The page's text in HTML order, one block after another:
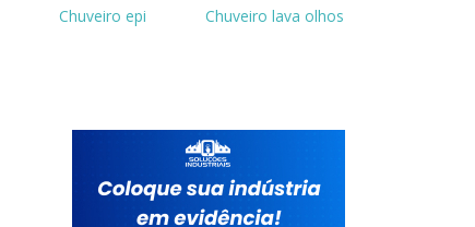
Chuveiro epi Chuveiro lava olhos